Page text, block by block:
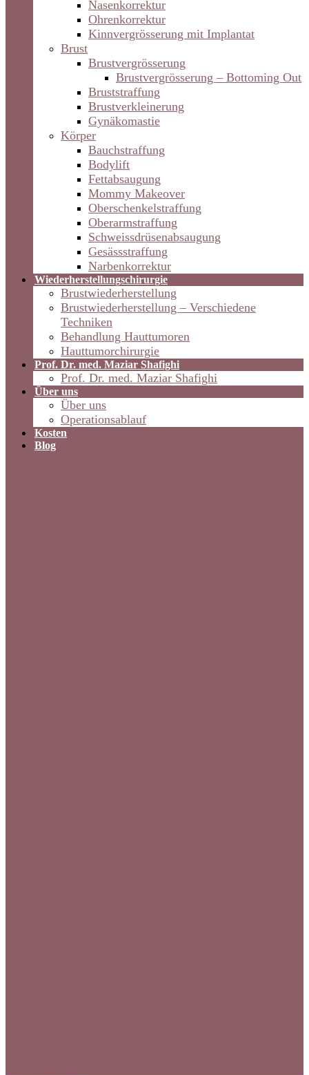
Nasenkorrektur
Ohrenkorrektur
Kinnvergrösserung mit Implantat
Brust
Brustvergrösserung
Brustvergrösserung – Bottoming Out
Bruststraffung
Brustverkleinerung
Gynäkomastie
Körper
Bauchstraffung
Bodylift
Fettabsaugung
Mommy Makeover
Oberschenkelstraffung
Oberarmstraffung
Schweissdrüsenabsaugung
Gesässstraffung
Narbenkorrektur
Wiederherstellungschirurgie
Brustwiederherstellung
Brustwiederherstellung – Verschiedene
Techniken
Behandlung Hauttumoren
Hauttumorchirurgie
Prof. Dr. med. Maziar Shafighi
Prof. Dr. med. Maziar Shafighi
Über uns
Über uns
Operationsablauf
Kosten
Blog